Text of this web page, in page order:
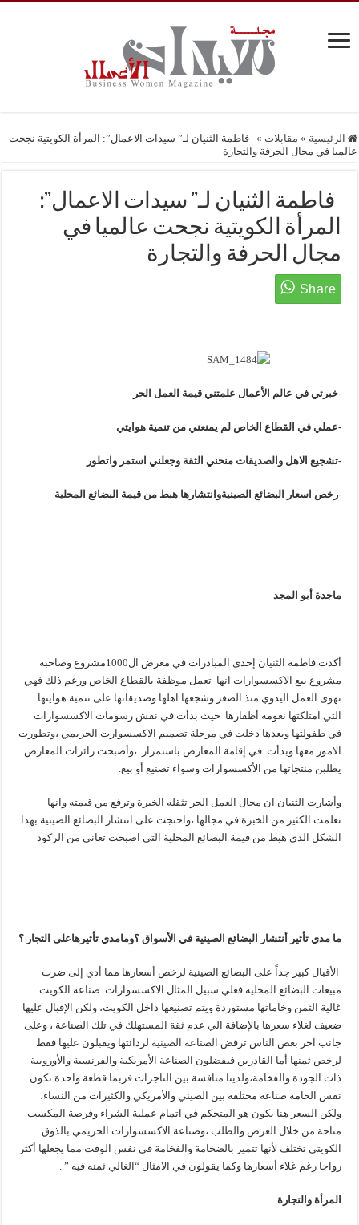
الرئيسية » مقابلات » فاطمة الثنيان لـ” سيدات الاعمال”: المرأة الكويتية نجحت
عالميا في مجال الحرفة والتجارة
فاطمة الثنيان لـ” سيدات الاعمال”:
المرأة الكويتية نجحت عالميا في
مجال الحرفة والتجارة
-خبرتي في عالم الأعمال علمتني قيمة العمل الحر
-عملي في القطاع الخاص لم يمنعني من تنمية هوايتي
-تشجيع الاهل والصديقات منحني الثقة وجعلني استمر واتطور
-رخص اسعار البضائع الصينيةوانتشارها هبط من قيمة البضائع المحلية
ماجدة أبو المجد
أكدت فاطمة الثنيان إحدى المبادرات في معرض ال1000مشروع وصاحبة
مشروع بيع الاكسسوارات انها تعمل موظفة بالقطاع الخاص ورغم ذلك فهي
تهوى العمل اليدوي منذ الصغر وشجعها اهلها وصديقاتها على تنمية هوايتها
التي امتلكتها نعومة أظفارها حيث بدأت في نقش رسومات الاكسسوارات
في طفولتها وبعدها دخلت في مرحلة تصميم الاكسسوارت الحريمي ،وتطورت
الامور معها وبدأت في إقامة المعارض باستمرار ،وأصبحت زائرات المعارض
يطلبن منتجاتها من الأكسسوارات وسواء تصنيع أو بيع.
وأشارت الثنيان ان مجال العمل الحر تثقله الخبرة وترفع من قيمته وانها
تعلمت الكثير من الخبرة في مجالها ،واحتجت على انتشار البضائع الصينية بهذا
الشكل الذي هبط من قيمة البضائع المحلية التي اصبحت تعاني من الركود
ما مدي تأثير أنتشار البضائع الصينية في الأسواق ؟ومامدي تأثيرهاعلى التجار ؟
الأقبال كبير جداً على البضائع الصينية لرخص أسعارها مما أدي إلى ضرب
مبيعات البضائع المحلية فعلي سبيل المثال الاكسسوارات صناعة الكويت
غالية الثمن وخاماتها مستوردة ويتم تصنيعها داخل الكويت، ولكن الإقبال عليها
ضعيف لغلاء سعرها بالإضافة الي عدم ثقة المستهلك في تلك الصناعة ، وعلى
جانب آخر بعض الناس ترفض الصناعة الصينية لردائتها ويقبلون عليها فقط
لرخص ثمنها أما القادرين فيفضلون الصناعة الأمريكية والفرنسية والأوروبية
ذات الجودة والفخامة،ولدينا منافسة بين التاجرات فربما قطعة واحدة تكون
نفس الخامة صناعة مختلفة بين الصيني والأمريكي والكثيرات من النساء،
ولكن السعر هنا يكون هو المتحكم في اتمام عملية الشراء وفرصة المكسب
متاحة من خلال العرض والطلب ،وصناعة الاكسسوارات الحريمي بالذوق
الكويتي تختلف لأنها تتميز بالضخامة والفخامة في نفس الوقت مما يجعلها أكثر
رواجا رغم غلاء أسعارها وكما يقولون في الامثال “الغالي ثمنه فيه ” .
المرأة والتجارة